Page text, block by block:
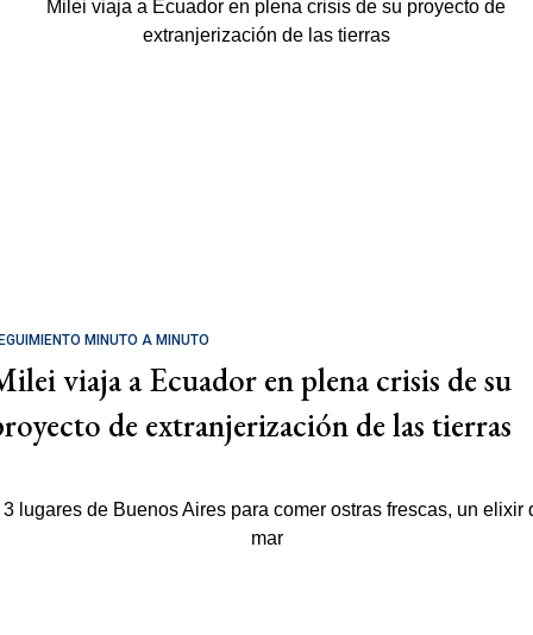
MINUTO A MINUTO
viaja a Ecuador en plena crisis de su
de extranjerización de las tierras